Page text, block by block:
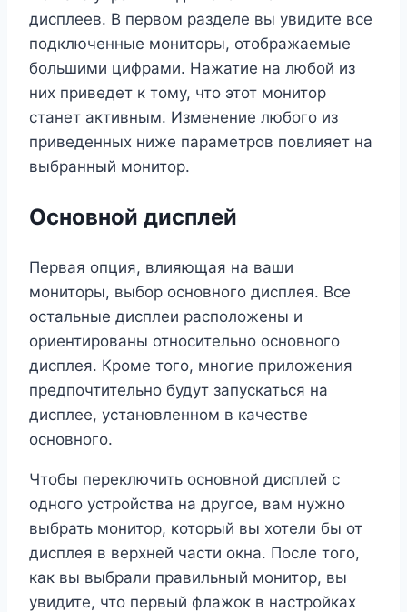
дисплеев. В первом разделе вы увидите все
подключенные мониторы, отображаемые
большими цифрами. Нажатие на любой из
них приведет к тому, что этот монитор
станет активным. Изменение любого из
приведенных ниже параметров повлияет на
выбранный монитор.
Основной дисплей
Первая опция, влияющая на ваши
мониторы, выбор основного дисплея. Все
остальные дисплеи расположены и
ориентированы относительно основного
дисплея. Кроме того, многие приложения
предпочтительно будут запускаться на
дисплее, установленном в качестве
основного.
Чтобы переключить основной дисплей с
одного устройства на другое, вам нужно
выбрать монитор, который вы хотели бы от
дисплея в верхней части окна. После того,
как вы выбрали правильный монитор, вы
увидите, что первый флажок в настройках